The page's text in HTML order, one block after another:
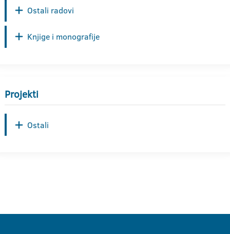
Ostali radovi
Knjige i monografije
Projekti
Ostali